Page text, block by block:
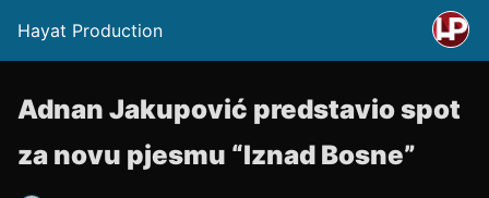
Hayat Production
Adnan Jakupović predstavio spot
za novu pjesmu “Iznad Bosne”